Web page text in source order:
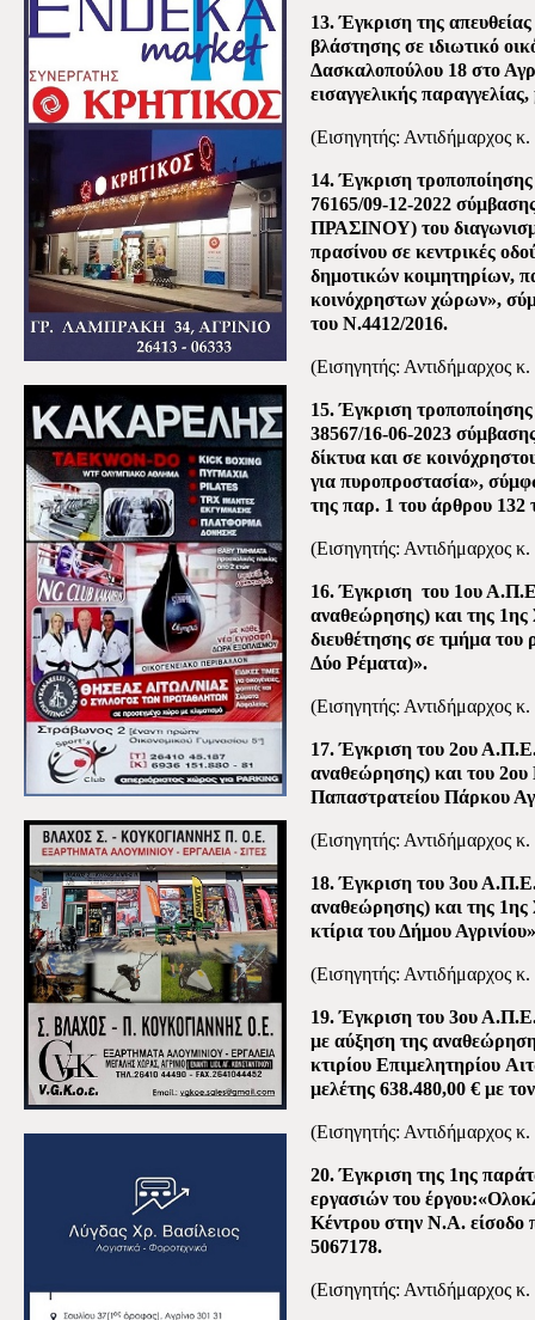
13. Έγκριση της
βλάστησης σε ιδιωτικό
Δασκαλοπούλου 18 στο
εισαγγελικής
(Εισηγητής: Αντιδήμαρχος
14. Έγκριση
76165/09-12-2022
ΠΡΑΣΙΝΟΥ) του
πρασίνου σε κεντρικές
δημοτικών κοιμητηρίων,
κοινόχρηστων χώρων»,
του Ν.4412/2016.
(Εισηγητής: Αντιδήμαρχος
15. Έγκριση
38567/16-06-2023
δίκτυα και σε
για πυροπροστασία»,
της παρ. 1 του άρθρου 132
(Εισηγητής: Αντιδήμαρχος
16. Έγκριση του 1ου
αναθεώρησης) και της 1ης
διευθέτησης σε τμήμα του
Δύο Ρέματα)».
(Εισηγητής: Αντιδήμαρχος
17. Έγκριση του 2ου
αναθεώρησης) και του
Παπαστρατείου Πάρκου
(Εισηγητής: Αντιδήμαρχος
18. Έγκριση του 3ου
αναθεώρησης) και της
κτίρια του Δήμου
(Εισηγητής: Αντιδήμαρχος
19. Έγκριση του 3ου
με αύξηση της
κτιρίου Επιμελητηρίου
μελέτης 638.480,00 € με
(Εισηγητής: Αντιδήμαρχος
20. Έγκριση της 1ης
εργασιών του
Κέντρου στην Ν.Α. είσοδο
5067178.
(Εισηγητής: Αντιδήμαρχος